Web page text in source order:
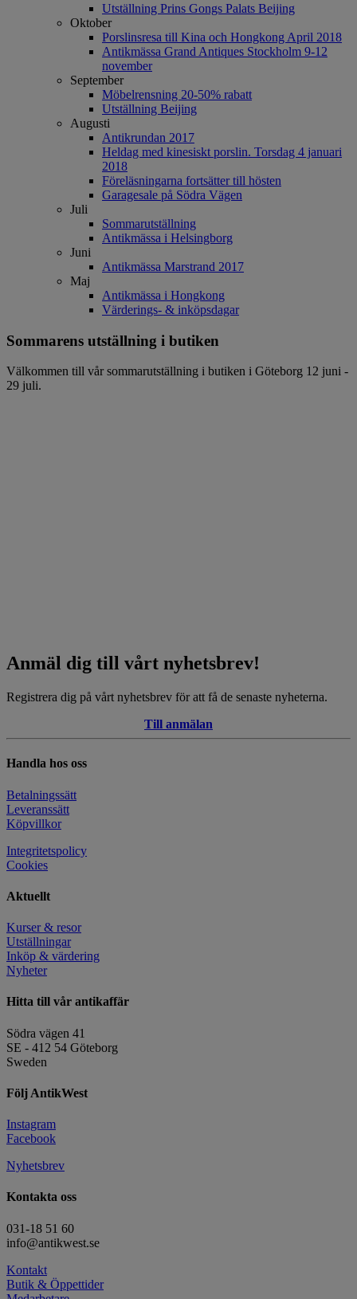
Utställning Prins Gongs Palats Beijing
Oktober
Porslinsresa till Kina och Hongkong April 2018
Antikmässa Grand Antiques Stockholm 9-12
november
September
Möbelrensning 20-50% rabatt
Utställning Beijing
Augusti
Antikrundan 2017
Heldag med kinesiskt porslin. Torsdag 4 januari
2018
Föreläsningarna fortsätter till hösten
Garagesale på Södra Vägen
Juli
Sommarutställning
Antikmässa i Helsingborg
Juni
Antikmässa Marstrand 2017
Maj
Antikmässa i Hongkong
Värderings- & inköpsdagar
Sommarens utställning i butiken
Välkommen till vår sommarutställning i butiken i Göteborg 12 juni -
29 juli.
Anmäl dig till vårt nyhetsbrev!
Registrera dig på vårt nyhetsbrev för att få de senaste nyheterna.
Till anmälan
Handla hos oss
Betalningssätt
Leveranssätt
Köpvillkor
Integritetspolicy
Cookies
Aktuellt
Kurser & resor
Utställningar
Inköp & värdering
Nyheter
Hitta till vår antikaffär
Södra vägen 41
SE - 412 54 Göteborg
Sweden
Följ AntikWest
Instagram
Facebook
Nyhetsbrev
Kontakta oss
031-18 51 60
info@antikwest.se
Kontakt
Butik & Öppettider